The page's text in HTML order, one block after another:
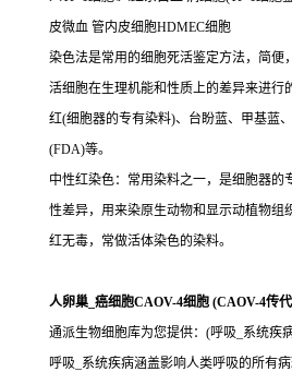
皮微血 管内皮细胞HDMEC细胞
染色法是常用的细胞死活鉴定方法，简便
活细胞在生理机能和性质上的差异来进行
红(细胞器的专有染料)、台盼蓝、甲基蓝
(FDA)等。
中性红染色：常用染料之一，是细胞器的
性差异，用来染原生动物和显示动植物组
红无毒，常做活体染色的染料。
人卵巢_癌细胞CAOV-4细胞 (CAOV-4传
通派生物细胞库为您提供：(呼吸_系统疾
呼吸_系统疾病涵盖影响人类呼吸的所有